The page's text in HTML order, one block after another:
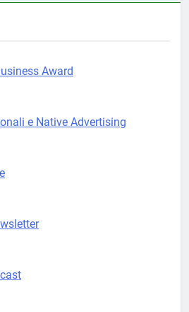
Award
e Native Advertising